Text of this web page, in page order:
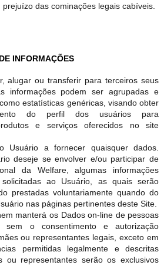
das cominações legais cabíveis.
INFORMAÇÕES
alugar ou transferir para terceiros seus
informações podem ser agrupadas e
estatísticas genéricas, visando obter
do perfil dos usuários para
e serviços oferecidos no site
Usuário a fornecer quaisquer dados.
deseje se envolver e/ou participar de
da Welfare, algumas informações
ao Usuário, as quais serão
prestadas voluntariamente quando do
nas páginas pertinentes deste Site.
manterá os Dados on-line de pessoas
o consentimento e autorização
ou representantes legais, exceto em
permitidas legalmente e descritas
ou representantes serão os exclusivos